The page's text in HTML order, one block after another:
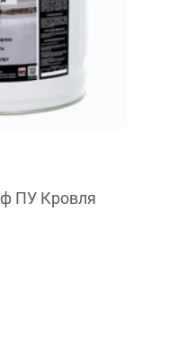
ПУ Кровля